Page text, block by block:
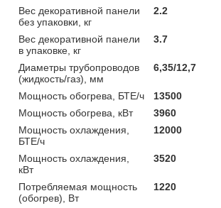
Вес декоративной панели
без упаковки, кг
2.2
Вес декоративной панели
в упаковке, кг
3.7
Диаметры трубопроводов
(жидкость/газ), мм
6,35/12,7
Мощность обогрева, БТЕ/ч
13500
Мощность обогрева, кВт
3960
Мощность охлаждения,
БТЕ/ч
12000
Мощность охлаждения,
кВт
3520
Потребляемая мощность
(обогрев), Вт
1220